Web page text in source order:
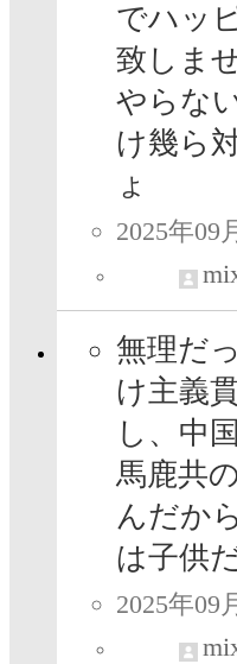
でハッ
致しま
やらな
け幾ら
ょ
2025年09
無理だ
け主義
し、中
馬鹿共
んだか
は子供
2025年09